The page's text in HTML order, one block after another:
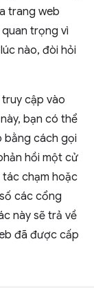
trang web
trọng vì
nào, đòi hỏi
cập vào
bạn có thể
bằng cách gọi
hồi một cử
chạm hoặc
các cổng
này sẽ trả về
đã được cấp